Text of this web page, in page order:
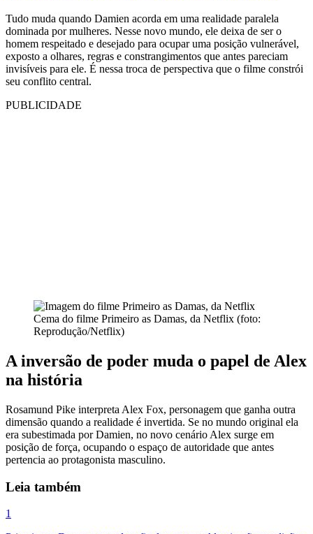
Tudo muda quando Damien acorda em uma realidade paralela
dominada por mulheres. Nesse novo mundo, ele deixa de ser o
homem respeitado e desejado para ocupar uma posição vulnerável,
exposto a olhares, regras e constrangimentos que antes pareciam
invisíveis para ele. É nessa troca de perspectiva que o filme constrói
seu conflito central.
PUBLICIDADE
Cema do filme Primeiro as Damas, da Netflix (foto:
Reprodução/Netflix)
A inversão de poder muda o papel de Alex
na história
Rosamund Pike interpreta Alex Fox, personagem que ganha outra
dimensão quando a realidade é invertida. Se no mundo original ela
era subestimada por Damien, no novo cenário Alex surge em
posição de força, ocupando o espaço de autoridade que antes
pertencia ao protagonista masculino.
Leia também
1